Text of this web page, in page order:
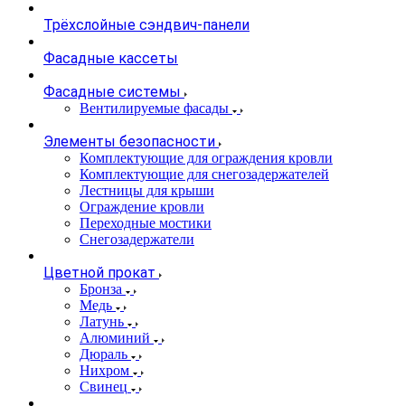
Трёхслойные сэндвич-панели
Фасадные кассеты
Фасадные системы
Вентилируемые фасады
Элементы безопасности
Комплектующие для ограждения кровли
Комплектующие для снегозадержателей
Лестницы для крыши
Ограждение кровли
Переходные мостики
Снегозадержатели
Цветной прокат
Бронза
Медь
Латунь
Алюминий
Дюраль
Нихром
Свинец